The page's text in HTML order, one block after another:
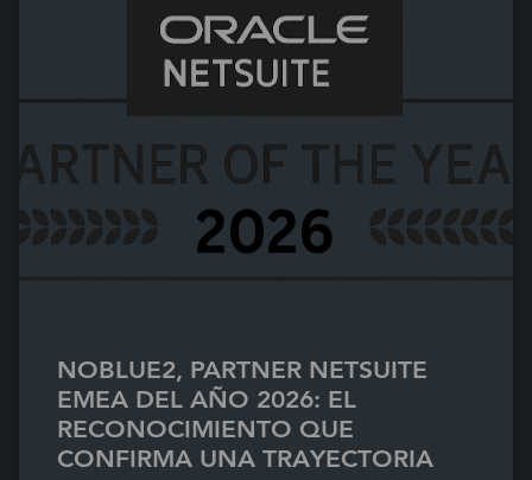
NOBLUE2, PARTNER NETSUITE
EMEA DEL AÑO 2026: EL
RECONOCIMIENTO QUE
CONFIRMA UNA TRAYECTORIA